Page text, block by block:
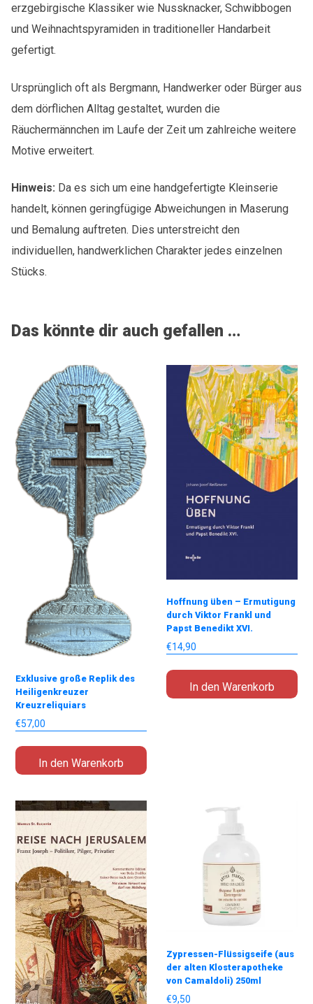
erzgebirgische Klassiker wie Nussknacker, Schwibbogen
und Weihnachtspyramiden in traditioneller Handarbeit
gefertigt.
Ursprünglich oft als Bergmann, Handwerker oder Bürger aus
dem dörflichen Alltag gestaltet, wurden die
Räuchermännchen im Laufe der Zeit um zahlreiche weitere
Motive erweitert.
Hinweis: Da es sich um eine handgefertigte Kleinserie
handelt, können geringfügige Abweichungen in Maserung
und Bemalung auftreten. Dies unterstreicht den
individuellen, handwerklichen Charakter jedes einzelnen
Stücks.
Das könnte dir auch gefallen …
Exklusive große Replik des
Heiligenkreuzer
Kreuzreliquiars
€57,00
In den Warenkorb
Hoffnung üben – Ermutigung
durch Viktor Frankl und
Papst Benedikt XVI.
€14,90
In den Warenkorb
Zypressen-Flüssigseife (aus
der alten Klosterapotheke
von Camaldoli) 250ml
€9,50